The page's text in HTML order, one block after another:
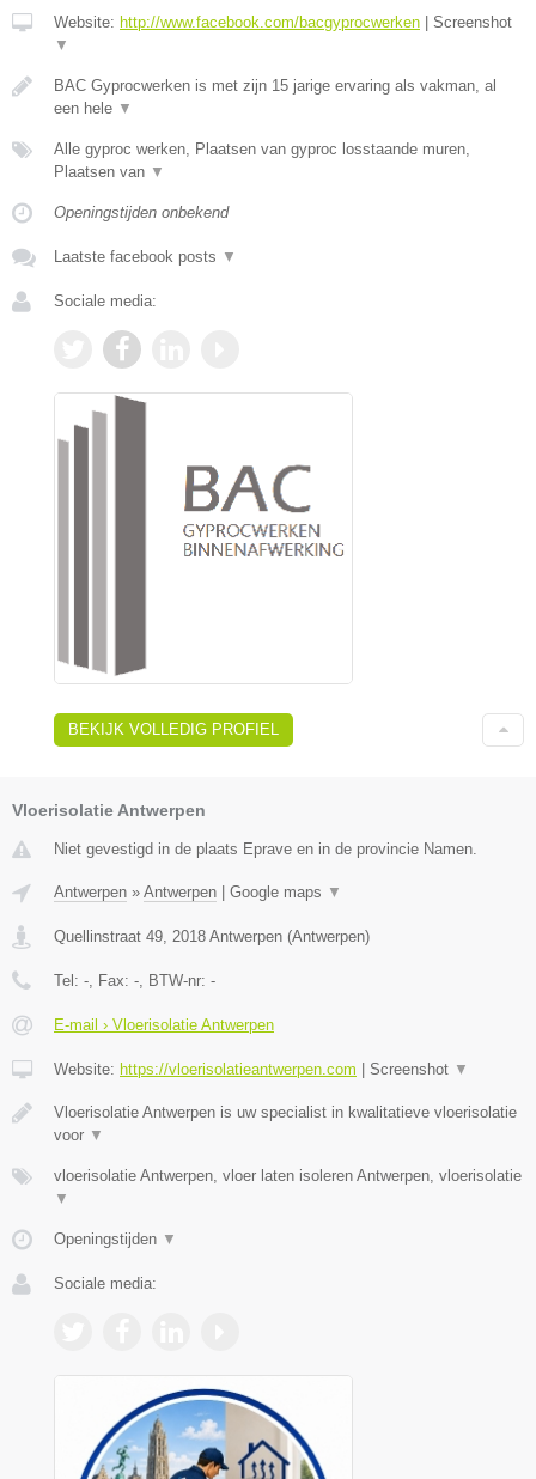
Website: http://www.facebook.com/bacgyprocwerken
Screenshot
▼
BAC Gyprocwerken is met zijn 15 jarige ervaring als vakman, al
een hele ▼
Alle gyproc werken, Plaatsen van gyproc losstaande muren,
Plaatsen van ▼
Openingstijden onbekend
Laatste facebook posts ▼
Sociale media:
BEKIJK VOLLEDIG PROFIEL
Vloerisolatie Antwerpen
Niet gevestigd in de plaats Eprave en in de provincie Namen.
Antwerpen » Antwerpen Google maps ▼
Quellinstraat 49, 2018 Antwerpen (Antwerpen)
Tel: -, Fax: -, BTW-nr: -
E-mail › Vloerisolatie Antwerpen
Website: https://vloerisolatieantwerpen.com Screenshot ▼
Vloerisolatie Antwerpen is uw specialist in kwalitatieve vloerisolatie
voor ▼
vloerisolatie Antwerpen, vloer laten isoleren Antwerpen, vloerisolatie
▼
Openingstijden ▼
Sociale media: